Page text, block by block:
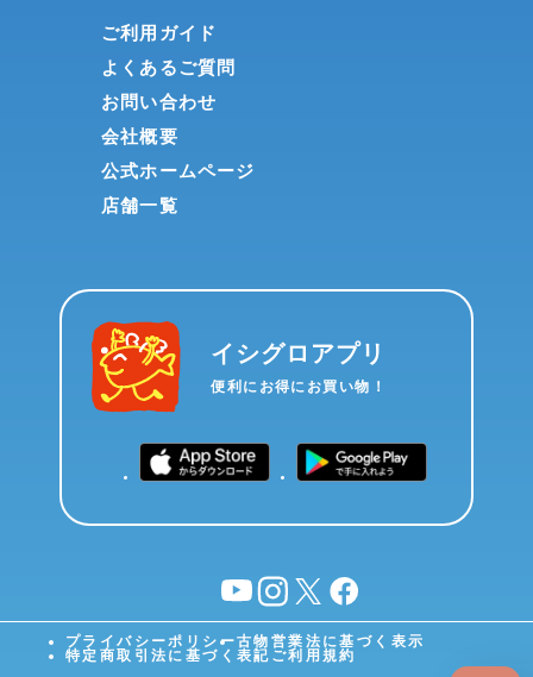
ご利用ガイド
よくあるご質問
お問い合わせ
会社概要
公式ホームページ
店舗一覧
イシグロアプリ
便利にお得にお買い物！
YouTubeinstagram
X facebook
プライバシーポリシー古物営業法に基づく表示
特定商取引法に基づく表記 ご利用規約